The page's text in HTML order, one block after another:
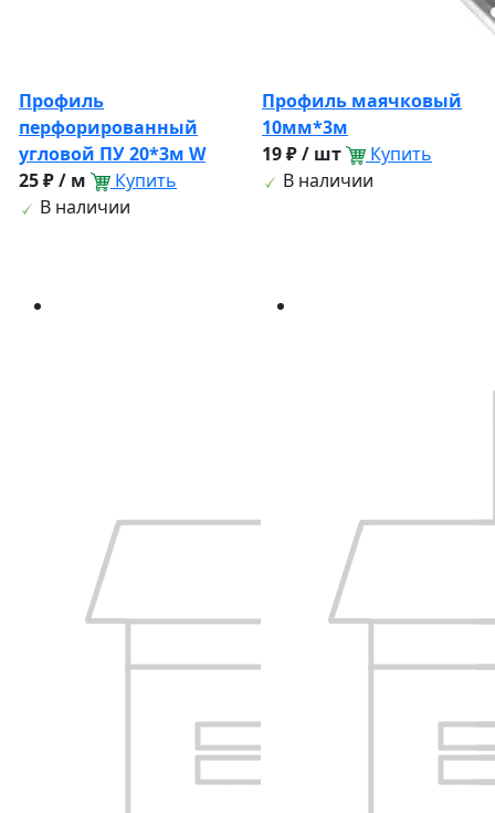
Профиль
перфорированный
угловой ПУ 20*3м W
25 ₽ / м
Купить
В наличии
Профиль маячковый
10мм*3м
19 ₽ / шт
Купить
В наличии